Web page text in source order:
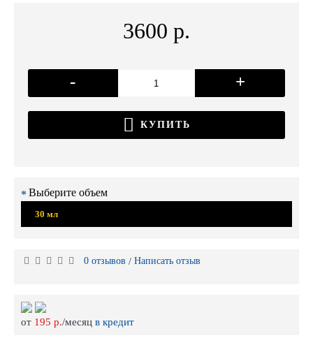
3600 р.
- +
КУПИТЬ
Выберите объем
30 мл
0 отзывов / Написать отзыв
от 195 р./месяц в кредит